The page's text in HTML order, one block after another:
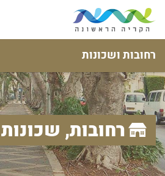
רחובות ושכונות
רחובות,